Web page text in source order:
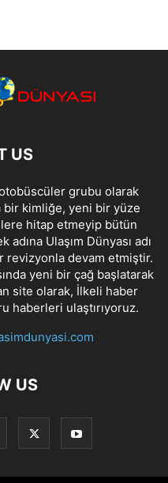
US
otobüscüler grubu olarak
bir kimliğe, yeni bir yüze
hitap etmeyip bütün
Ulaşım Dünyası adı
revizyonla devam etmiştir.
yeni bir çağ başlatarak
site olarak, İlkeli haber
haberleri ulaştırıyoruz.
US